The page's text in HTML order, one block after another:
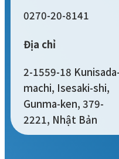
0270-20-8141
Địa chỉ
2-1559-18 Kunisada-
machi, Isesaki-shi,
Gunma-ken, 379-
2221, Nhật Bản